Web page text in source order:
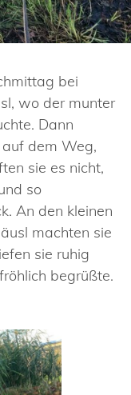
bei
wo der munter
Dann
dem Weg,
sie es nicht,
so
An den kleinen
machten sie
sie ruhig
begrüßte.